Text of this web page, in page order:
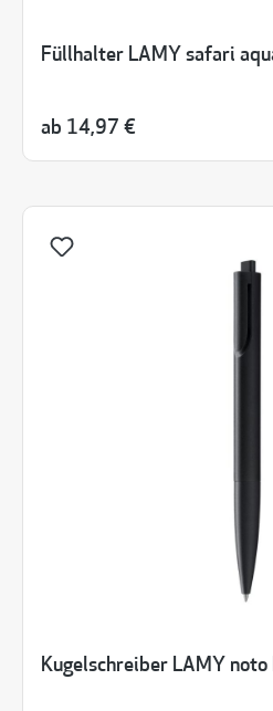
Füllhalter LAMY safari
ab 14,97 €
Kugelschreiber LAMY